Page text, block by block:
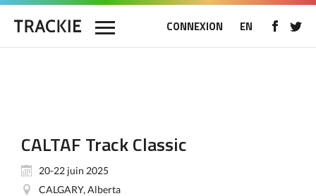
CONNEXION EN
CALTAF Track Classic
20-22 juin 2025
CALGARY, Alberta